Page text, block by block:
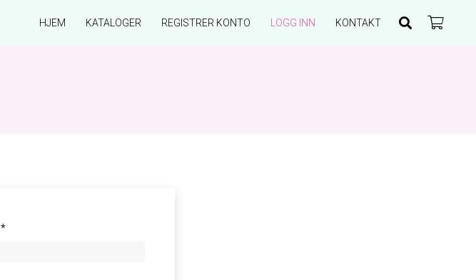
HJEM KATALOGER REGISTRER KONTO LOGG INN KONTAKT
*Påkrevd